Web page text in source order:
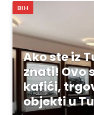
BIH
Ako ste iz
znati! Ovo
kafići,
objekti u